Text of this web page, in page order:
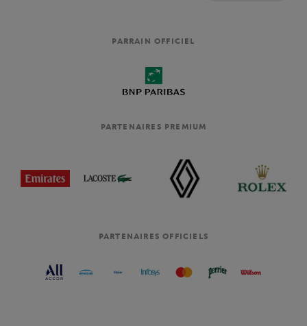
PARRAIN OFFICIEL
PARTENAIRES PREMIUM
PARTENAIRES OFFICIELS